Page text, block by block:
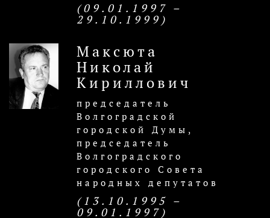
(09.01.1997 –
29.10.1999)
Максюта
Николай
Кириллович
председатель
Волгоградской
городской Думы,
председатель
Волгоградского
городского Совета
народных депутатов
(13.10.1995 –
09.01.1997)